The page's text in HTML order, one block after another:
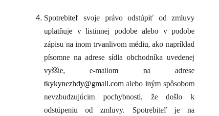
Spotrebiteľ svoje právo odstúpiť od zmluvy
uplatňuje v listinnej podobe alebo v podobe
zápisu na inom trvanlivom médiu, ako napríklad
písomne na adrese sídla obchodníka uvedenej
vyššie, e-mailom na adrese
tkykynezhdy@gmail.com alebo iným spôsobom
nevzbudzujúcim pochybnosti, že došlo k
odstúpeniu od zmluvy. Spotrebiteľ je na